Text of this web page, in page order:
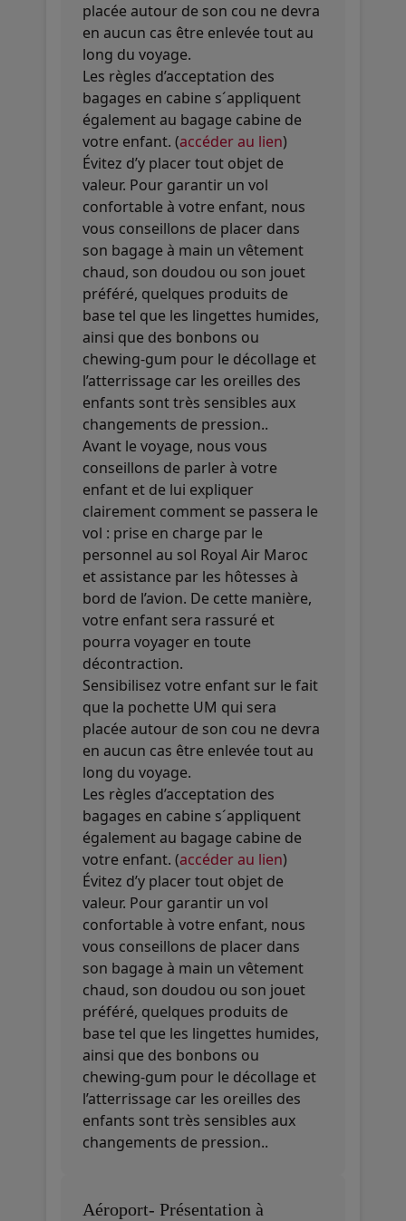
placée autour de son cou ne devra
en aucun cas être enlevée tout au
long du voyage.
Les règles d’acceptation des
bagages en cabine s´appliquent
également au bagage cabine de
votre enfant. (accéder au lien)
Évitez d’y placer tout objet de
valeur. Pour garantir un vol
confortable à votre enfant, nous
vous conseillons de placer dans
son bagage à main un vêtement
chaud, son doudou ou son jouet
préféré, quelques produits de
base tel que les lingettes humides,
ainsi que des bonbons ou
chewing-gum pour le décollage et
l’atterrissage car les oreilles des
enfants sont très sensibles aux
changements de pression..
Avant le voyage, nous vous
conseillons de parler à votre
enfant et de lui expliquer
clairement comment se passera le
vol : prise en charge par le
personnel au sol Royal Air Maroc
et assistance par les hôtesses à
bord de l’avion. De cette manière,
votre enfant sera rassuré et
pourra voyager en toute
décontraction.
Sensibilisez votre enfant sur le fait
que la pochette UM qui sera
placée autour de son cou ne devra
en aucun cas être enlevée tout au
long du voyage.
Les règles d’acceptation des
bagages en cabine s´appliquent
également au bagage cabine de
votre enfant. (accéder au lien)
Évitez d’y placer tout objet de
valeur. Pour garantir un vol
confortable à votre enfant, nous
vous conseillons de placer dans
son bagage à main un vêtement
chaud, son doudou ou son jouet
préféré, quelques produits de
base tel que les lingettes humides,
ainsi que des bonbons ou
chewing-gum pour le décollage et
l’atterrissage car les oreilles des
enfants sont très sensibles aux
changements de pression..
Aéroport- Présentation à